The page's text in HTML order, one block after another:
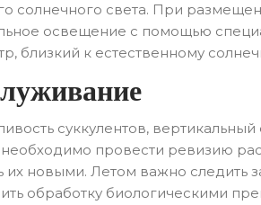
солнечного света. При
освещение с помощью
близкий к естественному
суккулентов,
провести ревизию
их новыми. Летом важно следить
обработку биологическими